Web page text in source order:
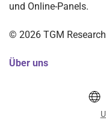
und Online-Panels.
© 2026 TGM Research
Über uns